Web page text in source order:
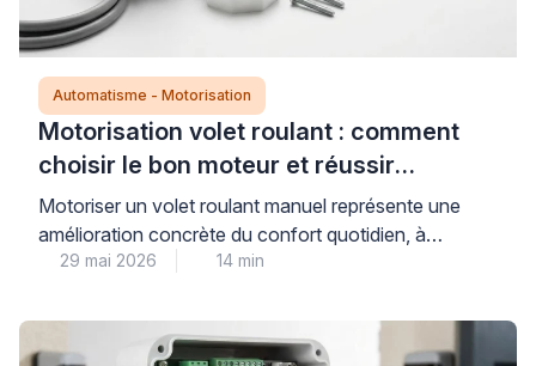
Automatisme - Motorisation
Motorisation volet roulant : comment
choisir le bon moteur et réussir
l’installation
Motoriser un volet roulant manuel représente une
amélioration concrète du confort quotidien, à
condition de sélectionner un moteur parfaitement
modernisation technique nécessite de comprendre
trois critères déterminants : le type d’axe
29 mai 2026 14 min